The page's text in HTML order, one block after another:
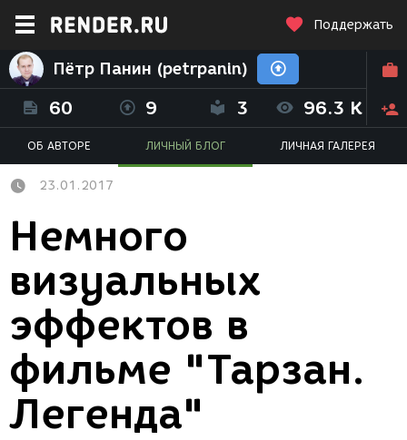
Поддержать
Пётр Панин (petrpanin)
60 9 3 96.3 K
ОБ АВТОРЕ ЛИЧНЫЙ БЛОГ ЛИЧНАЯ ГАЛЕРЕЯ
23.01.2017
Немного
визуальных
эффектов в
фильме "Тарзан.
Легенда"